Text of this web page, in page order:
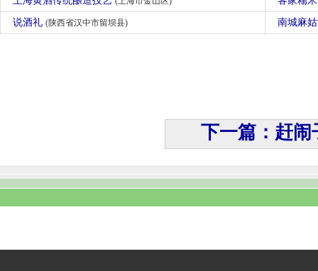
说酒礼 (陕西省汉中市留坝县) 南城麻
下一篇：赶闹